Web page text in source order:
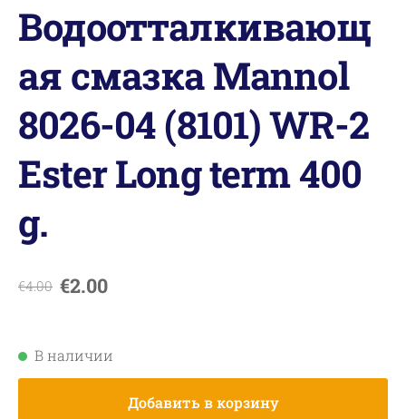
Водоотталкивающ
ая смазка Mannol
8026-04 (8101) WR-2
Ester Long term 400
g.
€4.00 €2.00
В наличии
Добавить в корзину